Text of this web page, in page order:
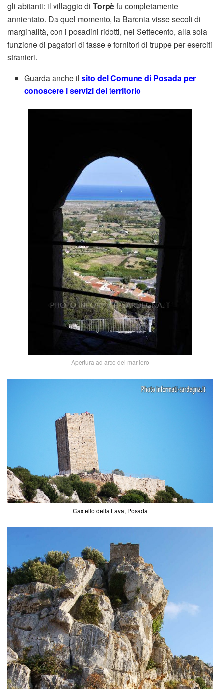
gli abitanti: il villaggio di Torpèfu completamente
annientato. Da quel momento, la Baronia visse secoli di
marginalità, con i posadini ridotti, nel Settecento, alla sola
funzione di pagatori di tasse e fornitori di truppe per eserciti
stranieri.
Guarda anche ilsito del Comune di Posada per
conoscere i servizi del territorio
Apertura ad arco del maniero
Castello della Fava, Posada